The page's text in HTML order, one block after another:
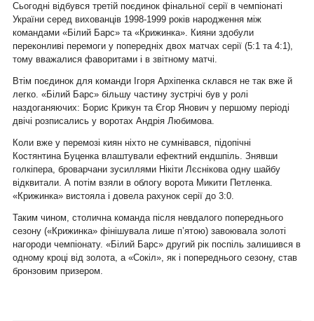
Сьогодні відбувся третій поєдинок фінальної серії в чемпіонаті
України серед вихованців 1998-1999 років народження між
командами «Білий Барс» та «Крижинка». Кияни здобули
переконливі перемоги у попередніх двох матчах серії (5:1 та 4:1),
тому вважалися фаворитами і в звітному матчі.
Втім поєдинок для команди Ігоря Архіпенка склався не так вже й
легко. «Білий Барс» більшу частину зустрічі був у ролі
наздоганяючих: Борис Крикун та Єгор Янович у першому періоді
двічі розписались у воротах Андрія Любимова.
Коли вже у перемозі киян ніхто не сумнівався, підопічні
Костянтина Буценка влаштували ефектний ендшпіль. Знявши
голкіпера, броварчани зусиллями Нікіти Лєснікова одну шайбу
відквитали. А потім взяли в облогу ворота Микити Петленка.
«Крижинка» вистояла і довела рахунок серії до 3:0.
Таким чином, столична команда після невдалого попереднього
сезону («Крижинка» фінішувала лише п’ятою) завоювала золоті
нагороди чемпіонату. «Білий Барс» другий рік поспіль залишився в
одному кроці від золота, а «Сокіл», як і попереднього сезону, став
бронзовим призером.